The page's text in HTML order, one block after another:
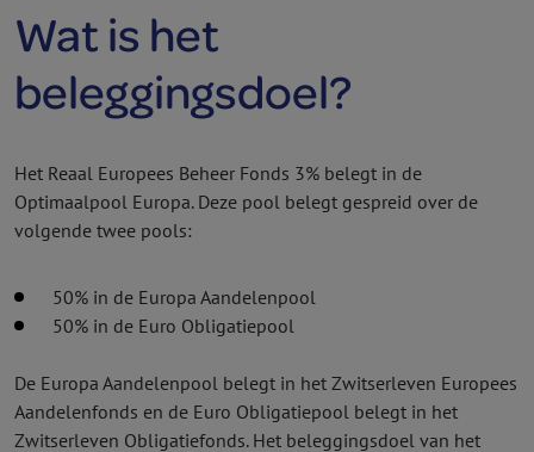
Wat is het
beleggingsdoel?
Het Reaal Europees Beheer Fonds 3% belegt in de
Optimaalpool Europa. Deze pool belegt gespreid over de
volgende twee pools:
50% in de Europa Aandelenpool
50% in de Euro Obligatiepool
De Europa Aandelenpool belegt in het Zwitserleven Europees
Aandelen­fonds en de Euro Obligatiepool belegt in het
Zwitserleven Obligatie­fonds. Het beleggingsdoel van het